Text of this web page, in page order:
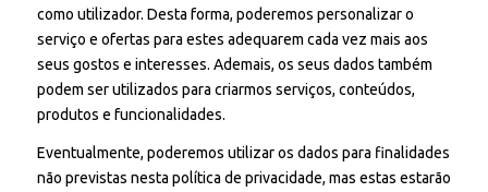
como utilizador. Desta forma, poderemos personalizar o
serviço e ofertas para estes adequarem cada vez mais aos
seus gostos e interesses. Ademais, os seus dados também
podem ser utilizados para criarmos serviços, conteúdos,
produtos e funcionalidades.
Eventualmente, poderemos utilizar os dados para finalidades
não previstas nesta política de privacidade, mas estas estarão